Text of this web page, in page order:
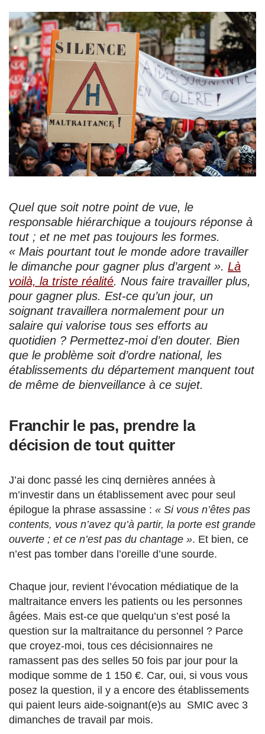
Quel que soit notre point de vue, le
responsable hiérarchique a toujours réponse à
tout ; et ne met pas toujours les formes.
« Mais pourtant tout le monde adore travailler
le dimanche pour gagner plus d’argent ». Là
voilà, la triste réalité. Nous faire travailler plus,
pour gagner plus. Est-ce qu’un jour, un
soignant travaillera normalement pour un
salaire qui valorise tous ses efforts au
quotidien ? Permettez-moi d’en douter. Bien
que le problème soit d’ordre national, les
établissements du département manquent tout
de même de bienveillance à ce sujet.
Franchir le pas, prendre la
décision de tout quitter
J’ai donc passé les cinq dernières années à
m’investir dans un établissement avec pour seul
épilogue la phrase assassine : « Si vous n’êtes pas
contents, vous n’avez qu’à partir, la porte est grande
ouverte ; et ce n’est pas du chantage ». Et bien, ce
n’est pas tomber dans l’oreille d’une sourde.
Chaque jour, revient l’évocation médiatique de la
maltraitance envers les patients ou les personnes
âgées. Mais est-ce que quelqu’un s’est posé la
question sur la maltraitance du personnel ? Parce
que croyez-moi, tous ces décisionnaires ne
ramassent pas des selles 50 fois par jour pour la
modique somme de 1 150 €. Car, oui, si vous vous
posez la question, il y a encore des établissements
qui paient leurs aide-soignant(e)s au SMIC avec 3
dimanches de travail par mois.